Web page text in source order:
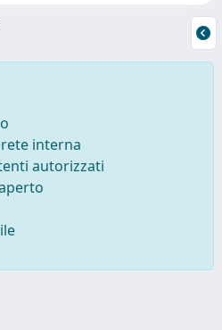
interna
autorizzati